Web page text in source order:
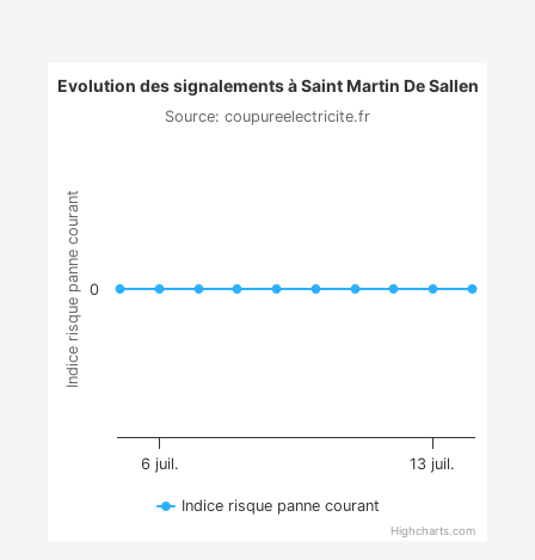
Indice risque panne courant
Evolution des signalements à Saint Martin De Sallen
Source: coupureelectricite.fr
6 juil. 13 juil.
0
Indice risque panne courant
Highcharts.com